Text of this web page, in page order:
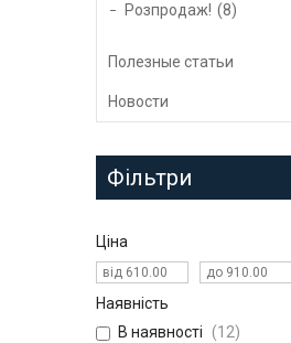
Розпродаж! 8
Полезные статьи
Новости
Фільтри
Ціна
Наявність
В наявності
12